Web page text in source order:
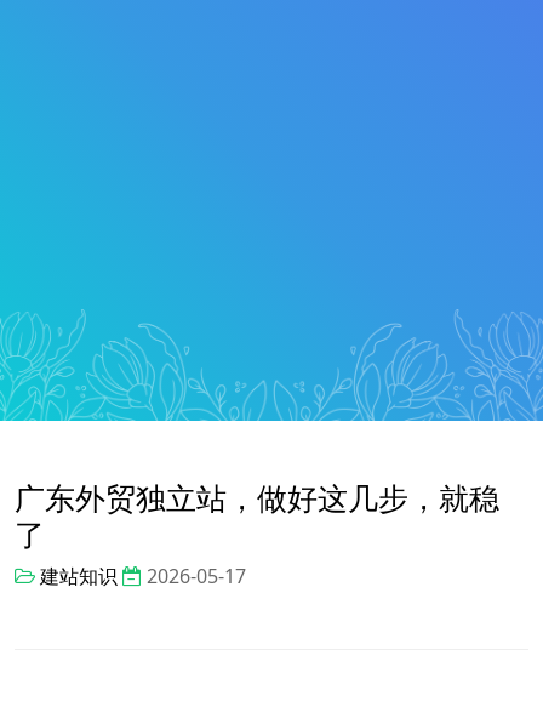
广东外贸独立站，做好这几步，就稳
了
建站知识 2026-05-17